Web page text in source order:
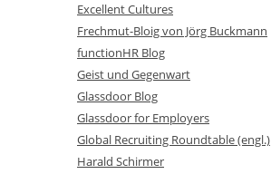
Excellent Cultures
Frechmut-Bloig von Jörg Buckmann
functionHR Blog
Geist und Gegenwart
Glassdoor Blog
Glassdoor for Employers
Global Recruiting Roundtable (engl.)
Harald Schirmer